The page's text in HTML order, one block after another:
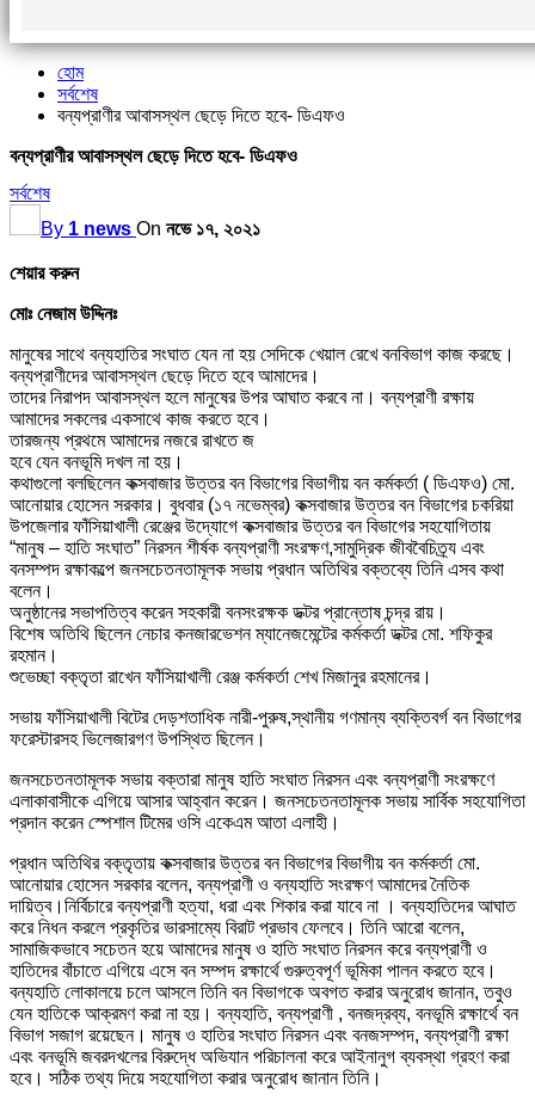
হোম
সর্বশেষ
বন্যপ্রাণীর আবাসস্থল ছেড়ে দিতে হবে- ডিএফও
বন্যপ্রাণীর আবাসস্থল ছেড়ে দিতে হবে- ডিএফও
সর্বশেষ
By 1 news On নভে ১৭, ২০২১
শেয়ার করুন
মোঃ নেজাম উদ্দিনঃ
মানুষের সাথে বন্যহাতির সংঘাত যেন না হয় সেদিকে খেয়াল রেখে বনবিভাগ কাজ করছে।
বন্যপ্রাণীদের আবাসস্থল ছেড়ে দিতে হবে আমাদের।
তাদের নিরাপদ আবাসস্থল হলে মানুষের উপর আঘাত করবে না। বন্যপ্রাণী রক্ষায়
আমাদের সকলের একসাথে কাজ করতে হবে।
তারজন্য প্রথমে আমাদের নজরে রাখতে জ
হবে যেন বনভূমি দখল না হয়।
কথাগুলো বলছিলেন কক্সবাজার উত্তর বন বিভাগের বিভাগীয় বন কর্মকর্তা ( ডিএফও) মো.
আনোয়ার হোসেন সরকার। বুধবার (১৭ নভেম্বর) কক্সবাজার উত্তর বন বিভাগের চকরিয়া
উপজেলার ফাঁসিয়াখালী রেঞ্জের উদ্যোগে কক্সবাজার উত্তর বন বিভাগের সহযোগিতায়
“মানুষ – হাতি সংঘাত” নিরসন শীর্ষক বন্যপ্রাণী সংরক্ষণ,সামুদ্রিক জীববৈচিত্র্য এবং
বনসম্পদ রক্ষাকল্পে জনসচেতনতামূলক সভায় প্রধান অতিথির বক্তব্যে তিনি এসব কথা
বলেন।
অনুষ্ঠানের সভাপতিত্ব করেন সহকারী বনসংরক্ষক ডক্টর প্রান্তোষ চন্দ্র রায়।
বিশেষ অতিথি ছিলেন নেচার কনজারভেশন ম্যানেজমেন্টের কর্মকর্তা ডক্টর মো. শফিকুর
রহমান।
শুভেচ্ছা বক্তৃতা রাখেন ফাঁসিয়াখালী রেঞ্জ কর্মকর্তা শেখ মিজানুর রহমানের।
সভায় ফাঁসিয়াখালী বিটের দেড়শতাধিক নারী-পুরুষ,স্থানীয় গণমান্য ব্যক্তিবর্গ বন বিভাগের
ফরেস্টারসহ ভিলেজারগণ উপস্থিত ছিলেন।
জনসচেতনতামূলক সভায় বক্তারা মানুষ হাতি সংঘাত নিরসন এবং বন্যপ্রাণী সংরক্ষণে
এলাকাবাসীকে এগিয়ে আসার আহ্বান করেন। জনসচেতনতামূলক সভায় সার্বিক সহযোগিতা
প্রদান করেন স্পেশাল টিমের ওসি একেএম আতা এলাহী।
প্রধান অতিথির বক্তৃতায় কক্সবাজার উত্তর বন বিভাগের বিভাগীয় বন কর্মকর্তা মো.
আনোয়ার হোসেন সরকার বলেন, বন্যপ্রাণী ও বন্যহাতি সংরক্ষণ আমাদের নৈতিক
দায়িত্ব।নির্বিচারে বন্যপ্রাণী হত্যা, ধরা এবং শিকার করা যাবে না । বন্যহাতিদের আঘাত
করে নিধন করলে প্রকৃতির ভারসাম্যে বিরাট প্রভাব ফেলবে। তিনি আরো বলেন,
সামাজিকভাবে সচেতন হয়ে আমাদের মানুষ ও হাতি সংঘাত নিরসন করে বন্যপ্রাণী ও
হাতিদের বাঁচাতে এগিয়ে এসে বন সম্পদ রক্ষার্থে গুরুত্বপূর্ণ ভূমিকা পালন করতে হবে।
বন্যহাতি লোকালয়ে চলে আসলে তিনি বন বিভাগকে অবগত করার অনুরোধ জানান, তবুও
যেন হাতিকে আক্রমণ করা না হয়। বন্যহাতি, বন্যপ্রাণী , বনজদ্রব্য, বনভূমি রক্ষার্থে বন
বিভাগ সজাগ রয়েছেন। মানুষ ও হাতির সংঘাত নিরসন এবং বনজসম্পদ, বন্যপ্রাণী রক্ষা
এবং বনভূমি জবরদখলের বিরুদ্ধে অভিযান পরিচালনা করে আইনানুগ ব্যবস্থা গ্রহণ করা
হবে। সঠিক তথ্য দিয়ে সহযোগিতা করার অনুরোধ জানান তিনি।